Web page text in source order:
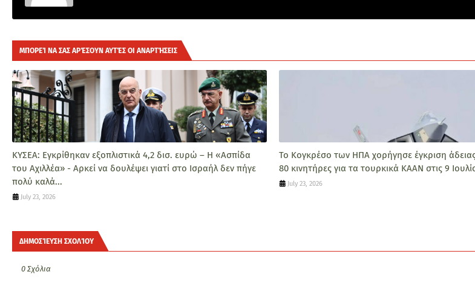
ΜΠΟΡΕΊ ΝΑ ΣΑΣ ΑΡΈΣΟΥΝ ΑΥΤΈΣ ΟΙ ΑΝΑΡΤΉΣΕΙΣ
ΚΥΣΕΑ: Εγκρίθηκαν εξοπλιστικά 4,2 δισ. ευρώ – Η «Ασπίδα
του Αχιλλέα» - Αρκεί να δουλέψει γιατί στο Ισραήλ δεν πήγε
πολύ καλά...
July 23, 2026
Το Κογκρέσο των ΗΠΑ χορήγησε έγκριση
80 κινητήρες για τα τουρκικά ΚΑΑΝ στις 9
July 23, 2026
ΔΗΜΟΣΊΕΥΣΗ ΣΧΟΛΊΟΥ
0 Σχόλια